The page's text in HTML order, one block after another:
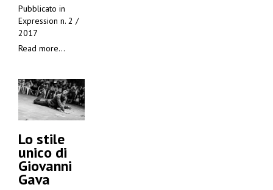
Pubblicato in
Expression n. 2 /
2017
Read more...
Lo stile
unico di
Giovanni
Gava